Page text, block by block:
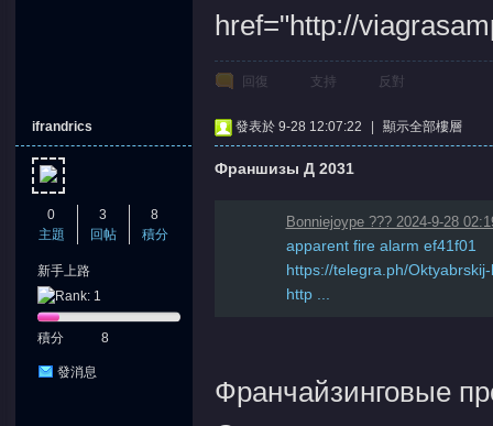
href="http://
回復 支持 反對
ifrandrics
0
主題
3
回帖
8
積分
新手上路
積分 8
發消息
發表於 9-28 12:07:22 顯示全部樓層
Франшизы Д 2031
Bonniejoype ??? 2024-9-28
apparent fire alarm ef41f01
https://telegra.ph/
http ...
Франчайзинговые